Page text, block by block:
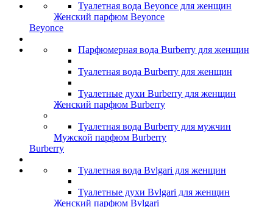
Туалетная вода Beyonce для женщин
Женский парфюм Beyonce
Beyonce
Парфюмерная вода Burberry для женщин
Туалетная вода Burberry для женщин
Туалетные духи Burberry для женщин
Женский парфюм Burberry
Туалетная вода Burberry для мужчин
Мужской парфюм Burberry
Burberry
Туалетная вода Bvlgari для женщин
Туалетные духи Bvlgari для женщин
Женский парфюм Bvlgari